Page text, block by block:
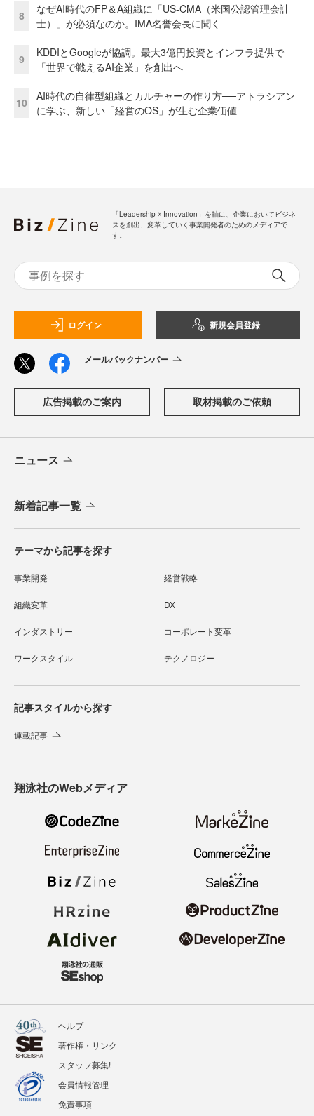
8
なぜAI時代のFP＆A組織に「US-CMA（米国公認管理会計
士）」が必須なのか。IMA名誉会長に聞く
9
KDDIとGoogleが協調。最大3億円投資とインフラ提供で
「世界で戦えるAI企業」を創出へ
10
AI時代の自律型組織とカルチャーの作り方──アトラシアン
に学ぶ、新しい「経営のOS」が生む企業価値
「Leadership ☓ Innovation」を軸に、企業においてビジネ
スを創出、変革していく事業開発者のためのメディアで
す。
ログイン 新規会員登録
メールバックナンバー
広告掲載のご案内 取材掲載のご依頼
ニュース
新着記事一覧
テーマから記事を探す
事業開発 経営戦略
組織変革 DX
インダストリー コーポレート変革
ワークスタイル テクノロジー
記事スタイルから探す
連載記事
翔泳社のWebメディア
ヘルプ
著作権・リンク
スタッフ募集!
会員情報管理
免責事項